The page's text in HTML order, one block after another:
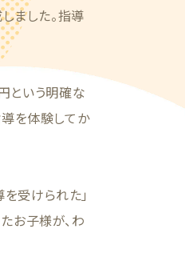
ました。指導
という明確な
を体験してか
受けられた」
お子様が、わ